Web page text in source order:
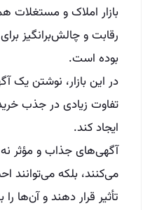
بازار املاک و مستغلات
رقابت و چالش‌برانگیز
بوده است.
در این بازار، نوشتن یک
تفاوت زیادی در جذب
ایجاد کند.
آگهی‌های جذاب و مؤثر
می‌کنند، بلکه می‌توانند
تأثیر قرار دهند و آن‌ها